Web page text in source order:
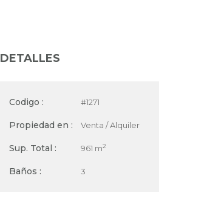
DETALLES
Codigo : #1271
Propiedad en : Venta / Alquiler
Sup. Total : 961 m2
Baños : 3